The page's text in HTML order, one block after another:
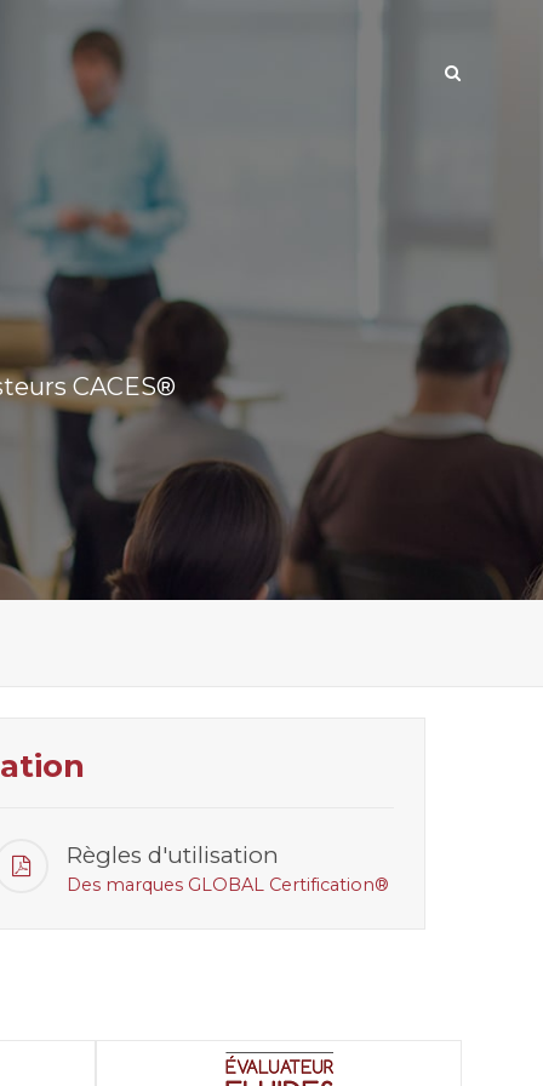
CACES®
Règles d'utilisation
Des marques GLOBAL Certification®